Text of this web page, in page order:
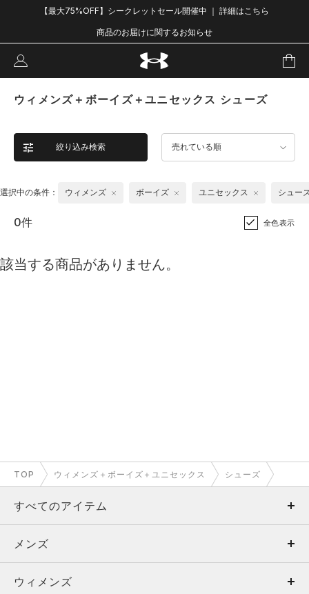
【最大75%OFF】シークレットセール開催中 ｜ 詳細はこちら
商品のお届けに関するお知らせ
ウィメンズ＋ボーイズ＋ユニセックス シューズ
絞り込み検索 売れている順
選択中の条件： ウィメンズ ボーイズ ユニセックス シュー
0件 全色表示
該当する商品がありません。
TOP ウィメンズ＋ボーイズ＋ユニセックス シューズ
すべてのアイテム
メンズ
ウィメンズ
メンズ
トップス
ウィメンズ